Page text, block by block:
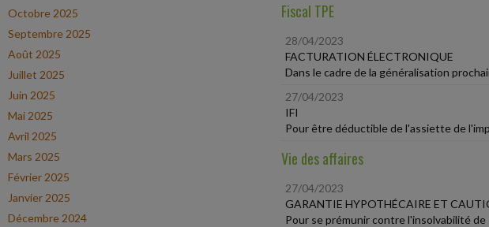
Octobre 2025
Septembre 2025
Août 2025
Juillet 2025
Juin 2025
Mai 2025
Avril 2025
Mars 2025
Février 2025
Janvier 2025
Décembre 2024
Fiscal TPE
28/04/2023
FACTURATION ÉLECTRONIQUE
Dans le cadre de la généralisation
27/04/2023
IFI
Pour être déductible de l'assiette de
Vie des affaires
27/04/2023
GARANTIE HYPOTHÉCAIRE ET
Pour se prémunir contre l'insolvabilité